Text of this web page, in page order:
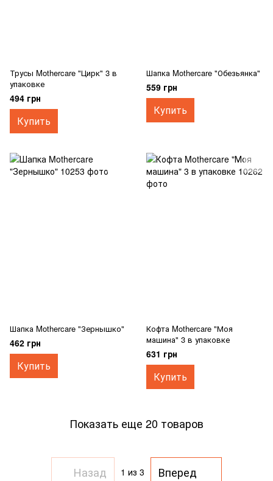
Трусы Mothercare "Цирк" 3 в
упаковке
494 грн
Купить
Шапка Mothercare "Обезьянка"
559 грн
Купить
Шапка Mothercare "Зернышко"
462 грн
Купить
Кофта Mothercare "Моя
машина" 3 в упаковке
631 грн
Купить
Показать еще 20 товаров
Назад 1 из 3 Вперед